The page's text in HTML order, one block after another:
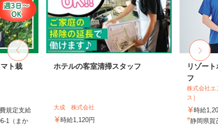
ト栽
規定支給
1（まか
ホテルの客室清掃スタッフ
大成 株式会社
時給1,120円
リゾー
フ
株式会社エ
ス］
時給
静岡県賀